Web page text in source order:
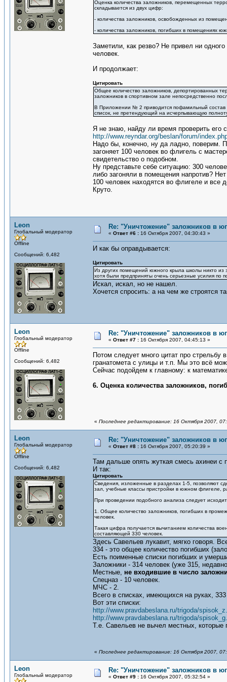
Оценка количества заложников, перемещенных
складывается из двух цифр:
- количества заложников, освобожденных из
- количества заложников, погибших в помещениях
Заметили, как резво? Не привел ни
человек.
И продолжает:
Цитировать
Общее количество заложников, депортированных
заложников в спортивном зале непосредственно
В Приложении № 2 приводится пофамильный состав
список, не претендующий на исчерпывающую
Я не знаю, найду ли время проверить его
http://www.reyndar.org/beslan/forum/
Надо бы, конечно, ну да ладно, поверим.
загоняет 100 человек во флигель с
свидетельство о подобном.
Ну представьте себе ситуацию: 300
либо загоняли в помещения напротив?
100 человек находятся во флигеле и все
Круто.
Leon
Глобальный модератор
Offline
Сообщений: 6,482
Re: "Уничтожение" заложников в
« Ответ #6 : 16 Октября 2007, 04:30:43 »
И как бы оправдывается:
Цитировать
Из других помещений южного крыла школы никто из
хотя были предприняты очень серьезные усилия по
Искал, искал, но не нашел.
Хочется спросить: а на чем же строятся
Leon
Глобальный модератор
Offline
Сообщений: 6,482
Re: "Уничтожение" заложников в
« Ответ #7 : 16 Октября 2007, 04:45:13 »
Потом следует много цитат про
гранатомета с улицы и т.п. Мы это всё
Сейчас подойдем к главному: к
6. Оценка количества заложников,
« Последнее редактирование: 16 Октября 2007,
Leon
Глобальный модератор
Offline
Сообщений: 6,482
Re: "Уничтожение" заложников в
« Ответ #8 : 16 Октября 2007, 05:20:39 »
Там дальше опять жуткая смесь ахинеи с
И так:
Цитировать
Сведения, изложенные в разделах 1-5, позволяют
зал, учебные классы пристройки в южном флигеле,
При проведении подобного анализа следует
1. Общее количество заложников, погибших в
человек.
Такая цифра получается вычитанием количества
составляющей 330 человек.
Здесь Савельев лукавит, мягко говоря.
334 - это общее количество погибших
Есть поименные списки погибших и
Заложники - 314 человек (уже 315,
Местные, не входившие в число
Спецназ - 10 человек.
МЧС - 2.
Всего в списках, имеющихся на руках,
Вот эти списки:
http://www.pravdabeslana.ru/trigoda/
http://www.pravdabeslana.ru/trigoda/
Т.е. Савельев не вычел местных, которые
« Последнее редактирование: 16 Октября 2007,
Leon
Глобальный модератор
Re: "Уничтожение" заложников в
« Ответ #9 : 16 Октября 2007, 05:32:54 »